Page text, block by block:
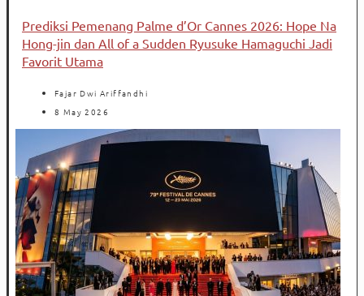
Prediksi Pemenang Palme d’Or Cannes 2026: Hope Na
Hong-jin dan All of a Sudden Ryusuke Hamaguchi Jadi
Favorit Utama
Fajar Dwi Ariffandhi
8 May 2026